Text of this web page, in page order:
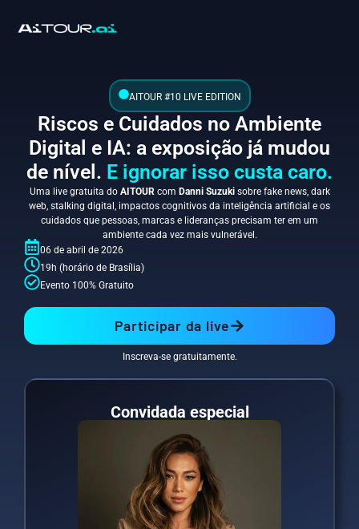
AITOUR #10 LIVE EDITION
Riscos e Cuidados no Ambiente
Digital e IA: a exposição já mudou
de nível. E ignorar isso custa caro.
Uma live gratuita do AITOURcom Danni Suzukisobre fake news, dark
web, stalking digital, impactos cognitivos da inteligência artificial e os
cuidados que pessoas, marcas e lideranças precisam ter em um
ambiente cada vez mais vulnerável.
06 de abril de 2026
19h (horário de Brasília)
Evento 100% Gratuito
Participar da live
Inscreva-se gratuitamente.
Convidada especial